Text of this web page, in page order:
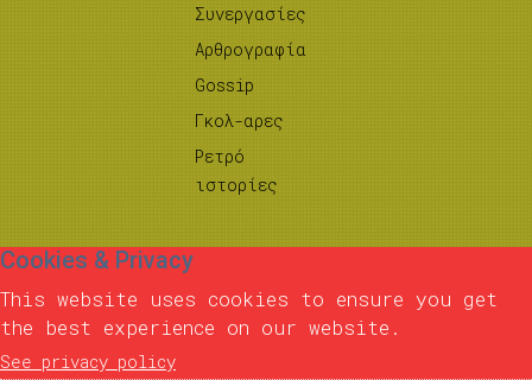
Συνεργασίες
Αρθρογραφία
Gossip
Γκολ-αρες
Ρετρό
ιστορίες
Cookies & Privacy
This website uses cookies to ensure you get
the best experience on our website.
See privacy policy